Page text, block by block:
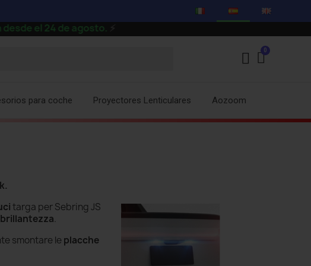
el 24 de agosto.⚡
para coche Proyectores Lenticulares Aozoom
targa per Sebring JS
.
smontare le placche